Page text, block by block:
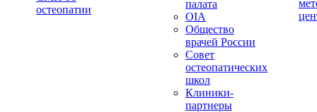
остеопатии
палата
OIA
Общество
врачей России
Совет
остеопатических
школ
Клиники-
партнеры